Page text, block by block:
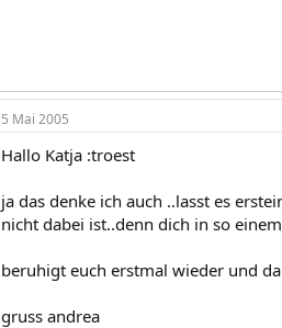
5 Mai 2005
Hallo Katja :troest
ja das denke ich auch ..lasst es
nicht dabei ist..denn dich in so
beruhigt euch erstmal wieder und
gruss andrea